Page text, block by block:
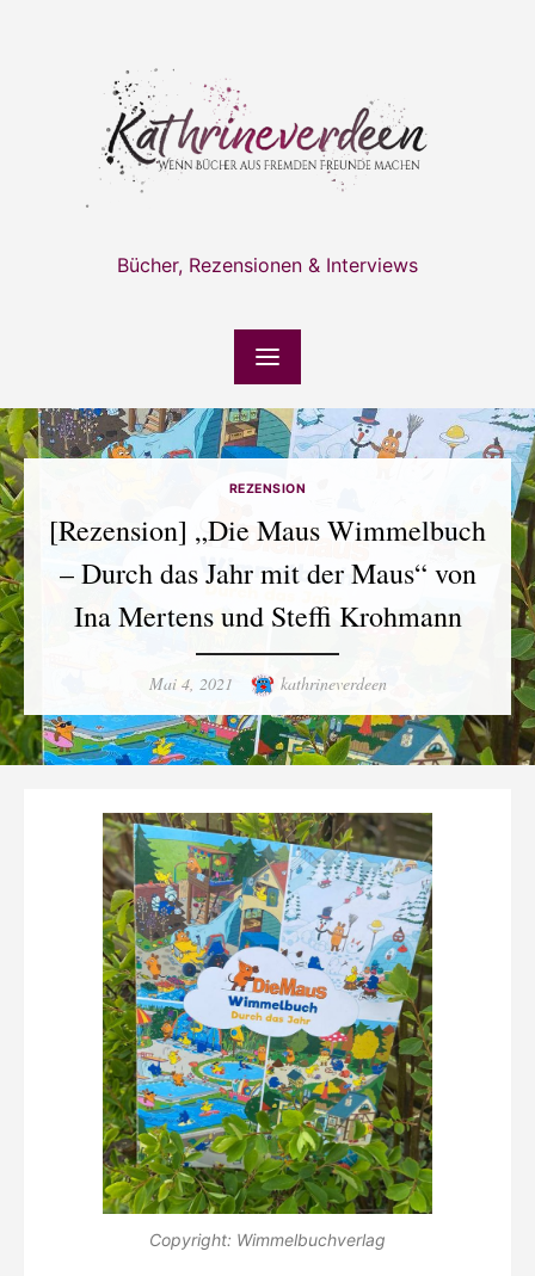
Bücher, Rezensionen & Interviews
REZENSION
[Rezension] „Die Maus Wimmelbuch
– Durch das Jahr mit der Maus“ von
Ina Mertens und Steffi Krohmann
Posted
Mai 4, 2021 Author
kathrineverdeen
Copyright: Wimmelbuchverlag